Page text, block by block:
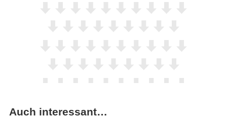
Auch interessant…